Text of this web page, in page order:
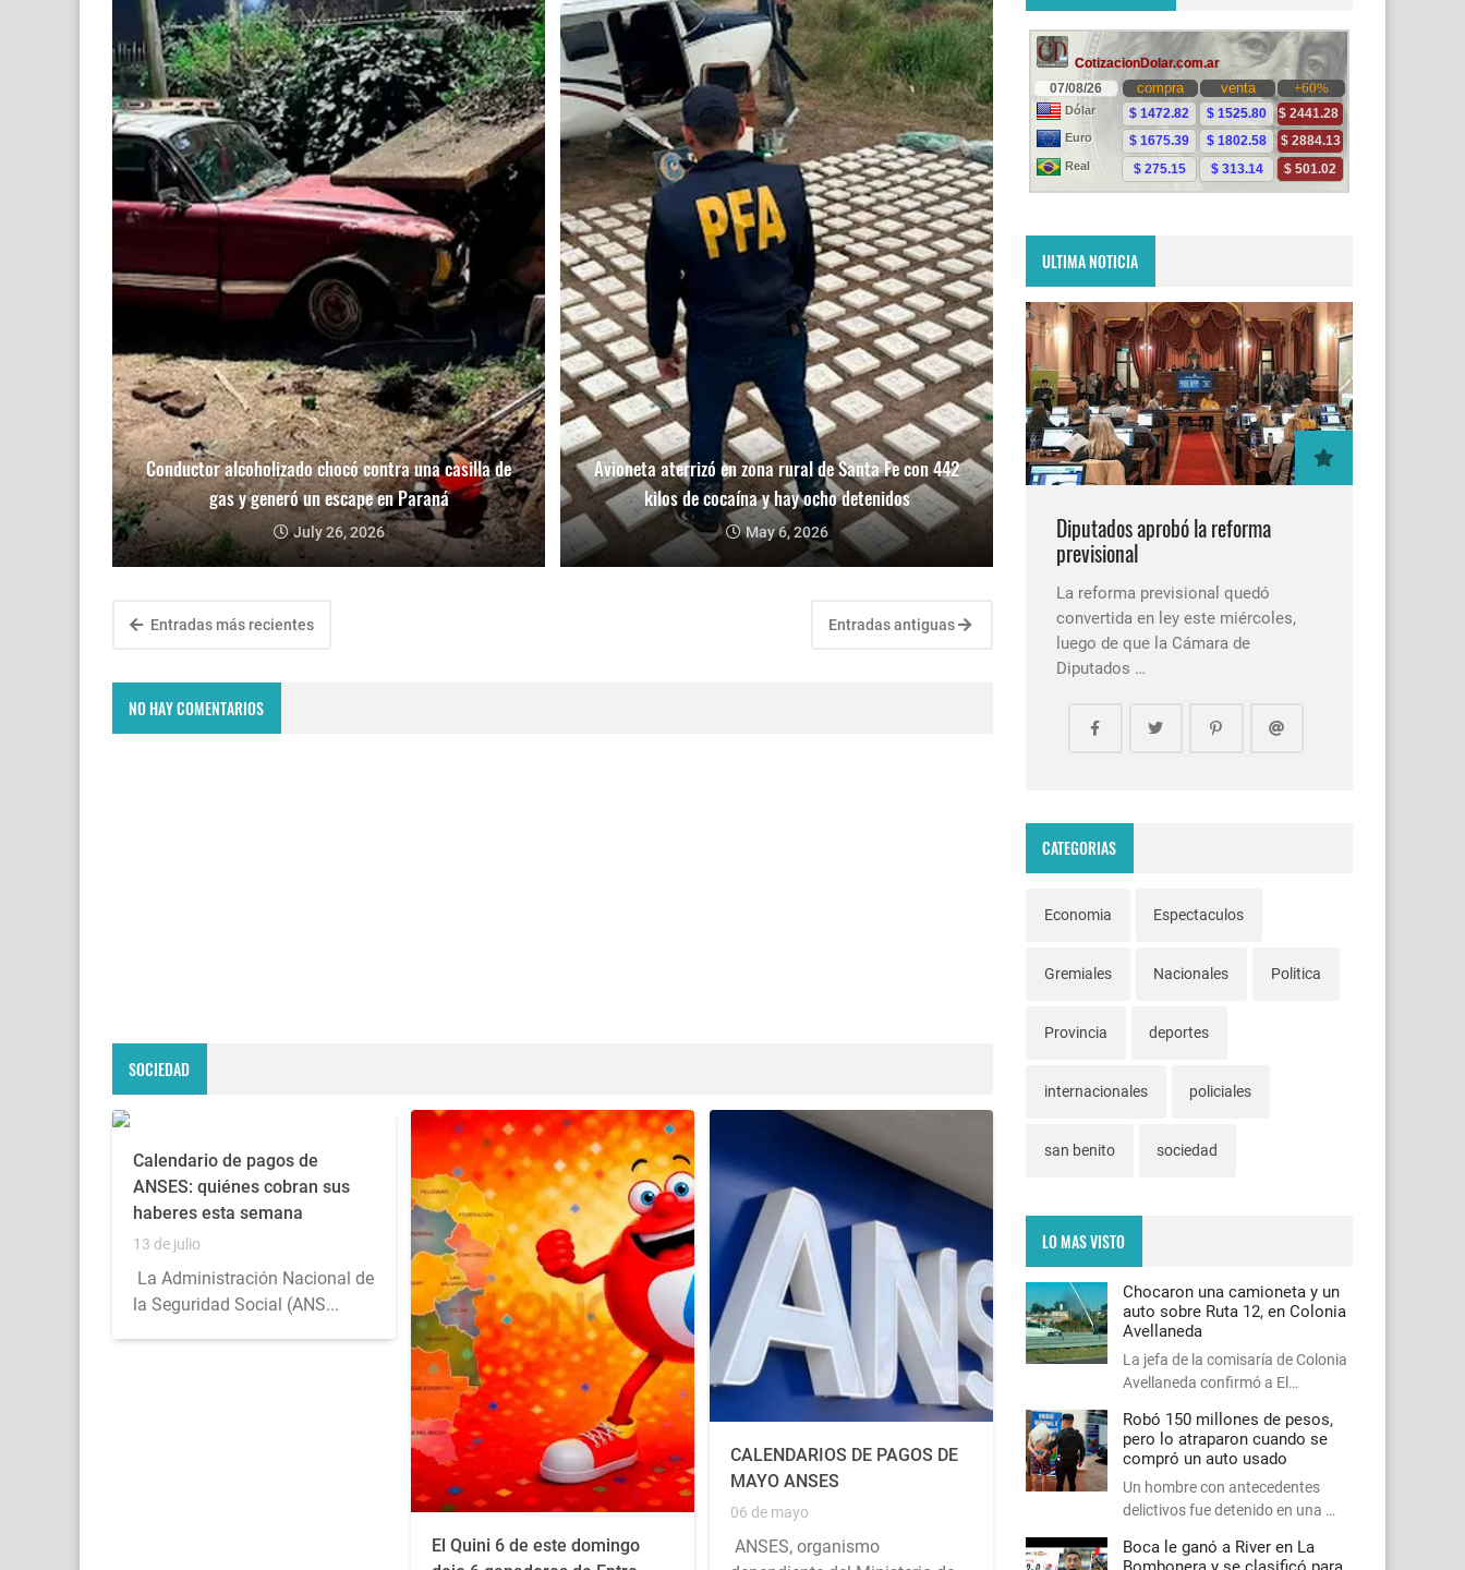
Conductor alcoholizado chocó contra una casilla de
gas y generó un escape en Paraná
July 26, 2026
Avioneta aterrizó en zona rural de Santa Fe con 442
kilos de cocaína y hay ocho detenidos
May 6, 2026
Entradas más recientes Entradas antiguas
NO HAY COMENTARIOS
SOCIEDAD
Calendario de pagos de
ANSES: quiénes cobran sus
haberes esta semana
13 de julio
La Administración Nacional de
la Seguridad Social (ANS...
El Quini 6 de este domingo
CALENDARIOS DE PAGOS DE
MAYO ANSES
06 de mayo
ANSES, organismo
ULTIMA NOTICIA
Diputados aprobó la reforma
previsional
La reforma previsional quedó
convertida en ley este miércoles,
luego de que la Cámara de
Diputados …
CATEGORIAS
Economia Espectaculos
Gremiales Nacionales Politica
Provincia deportes
internacionales policiales
san benito sociedad
LO MAS VISTO
Chocaron una camioneta y un
auto sobre Ruta 12, en Colonia
Avellaneda
La jefa de la comisaría de Colonia
Avellaneda confirmó a El…
Robó 150 millones de pesos,
pero lo atraparon cuando se
compró un auto usado
Un hombre con antecedentes
delictivos fue detenido en una …
Boca le ganó a River en La